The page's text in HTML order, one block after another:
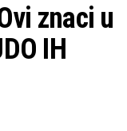
znaci u
IH